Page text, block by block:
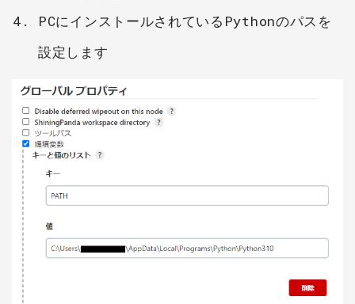
PCにインストールされているPythonのパスを
設定します